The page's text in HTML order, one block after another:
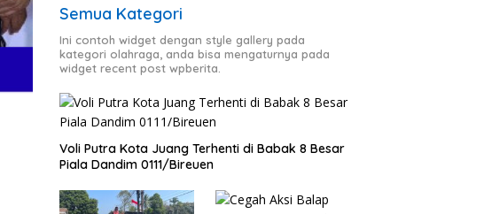
Semua Kategori
Ini contoh widget dengan style gallery pada
kategori olahraga, anda bisa mengaturnya pada
widget recent post wpberita.
Voli Putra Kota Juang Terhenti di Babak 8 Besar
Piala Dandim 0111/Bireuen